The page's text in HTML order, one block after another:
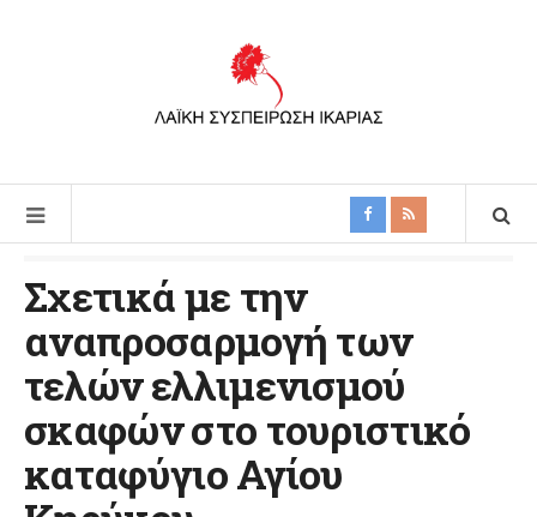
Σχετικά με την
αναπροσαρμογή των
τελών ελλιμενισμού
σκαφών στο τουριστικό
καταφύγιο Αγίου